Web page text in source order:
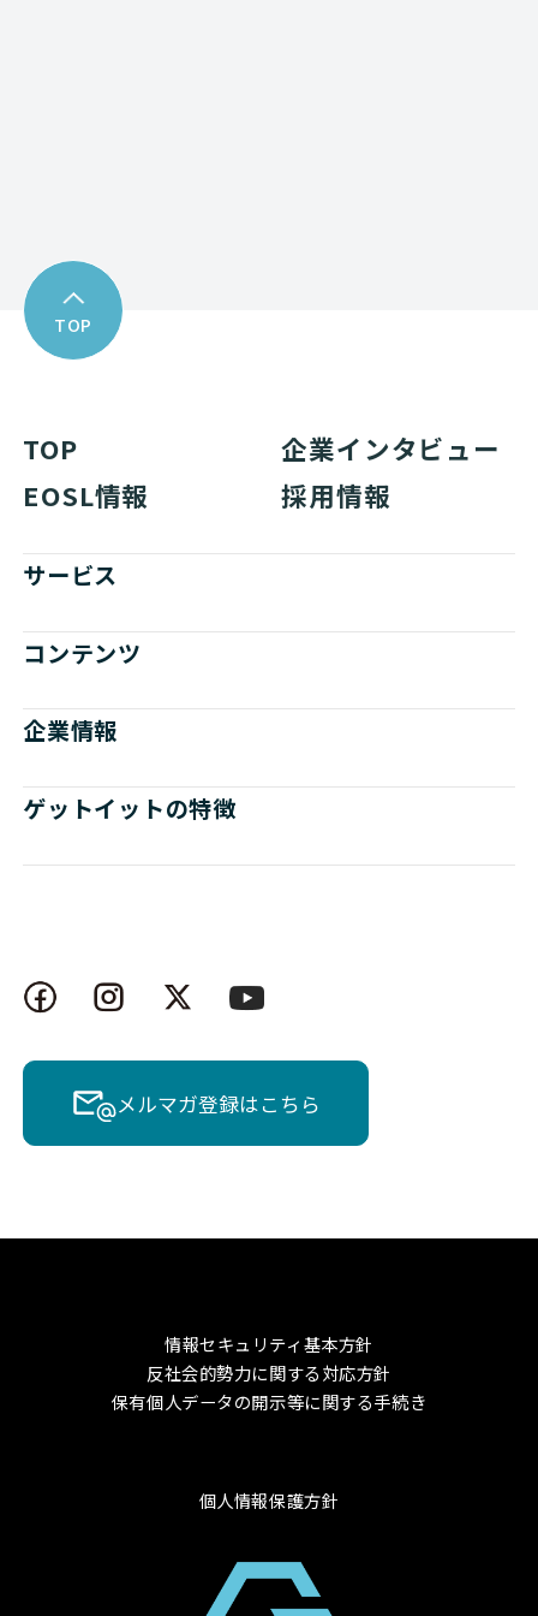
TOP
TOP
企業インタビュー
EOSL情報
採用情報
サービス
コンテンツ
企業情報
ゲットイットの特徴
メルマガ登録はこちら
情報セキュリティ基本方針
反社会的勢力に関する対応方針
保有個人データの開示等に関する手続き
個人情報保護方針